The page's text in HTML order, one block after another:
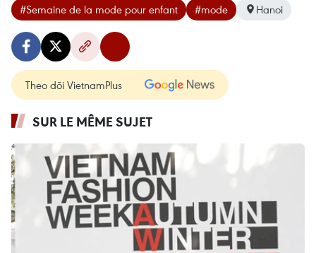
#Semaine de la mode pour enfant #mode Hanoi
Theo dõi VietnamPlus
SUR LE MÊME SUJET